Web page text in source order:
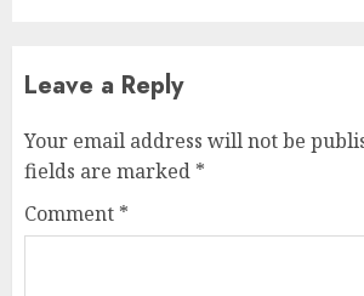
Leave a Reply
Your email address will not be
fields are marked *
Comment *